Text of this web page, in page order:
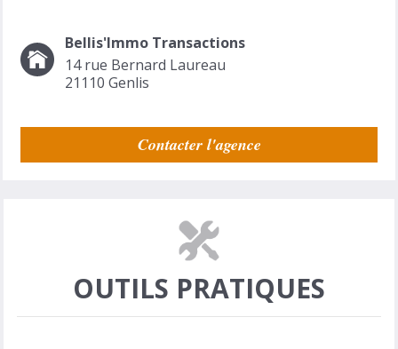
Bellis'Immo Transactions
14 rue Bernard Laureau
21110 Genlis
Contacter l'agence
OUTILS PRATIQUES